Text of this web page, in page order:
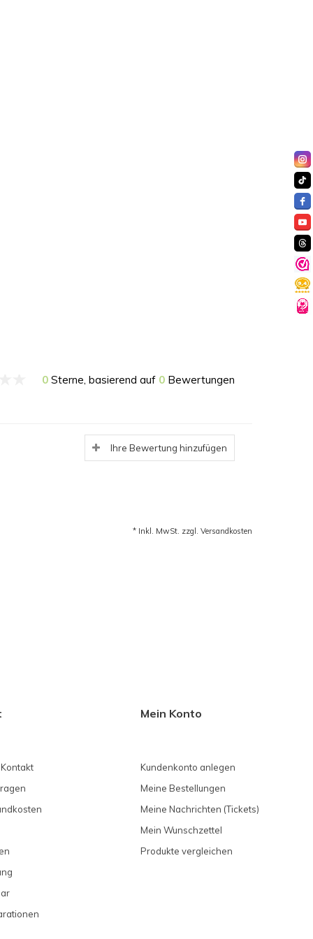
0 Sterne, basierend auf 0 Bewertungen
Ihre Bewertung hinzufügen
* Inkl. MwSt. zzgl. Versandkosten
Mein Konto
Kundenkonto anlegen
Meine Bestellungen
Meine Nachrichten (Tickets)
Mein Wunschzettel
Produkte vergleichen